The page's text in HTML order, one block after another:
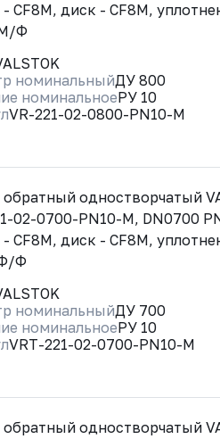
CF8M, диск - CF8M,
Ф
номинальныйДУ 800
номинальноеРУ 10
VR-221-02-0800-PN10-M
обратный одностворчатый
02-0700-PN10-M, DN0700
CF8M, диск - CF8M,
Ф
номинальныйДУ 700
номинальноеРУ 10
VRT-221-02-0700-PN10-M
обратный одностворчатый